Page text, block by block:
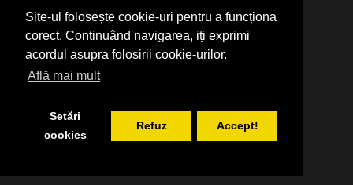
Site-ul folosește cookie-uri pentru a funcționa
corect. Continuând navigarea, iți exprimi
acordul asupra folosirii cookie-urilor.
Află mai mult
Setări
cookies
Refuz Accept!